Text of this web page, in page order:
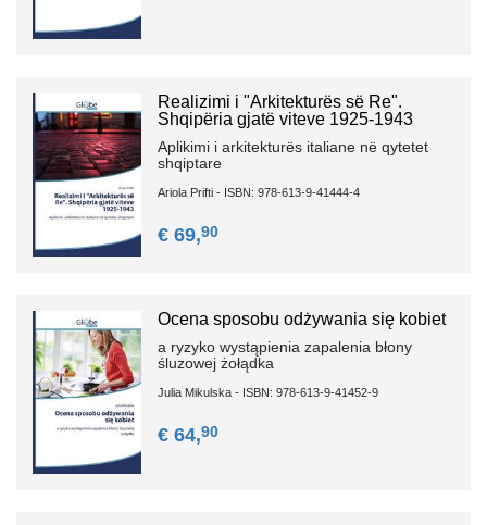
Realizimi i "Arkitekturës së Re".
Shqipëria gjatë viteve 1925-1943
Aplikimi i arkitekturës italiane në qytetet
shqiptare
Ariola Prifti - ISBN: 978-613-9-41444-4
€ 69,90
Ocena sposobu odżywania się kobiet
a ryzyko wystąpienia zapalenia błony
śluzowej żołądka
Julia Mikulska - ISBN: 978-613-9-41452-9
€ 64,90